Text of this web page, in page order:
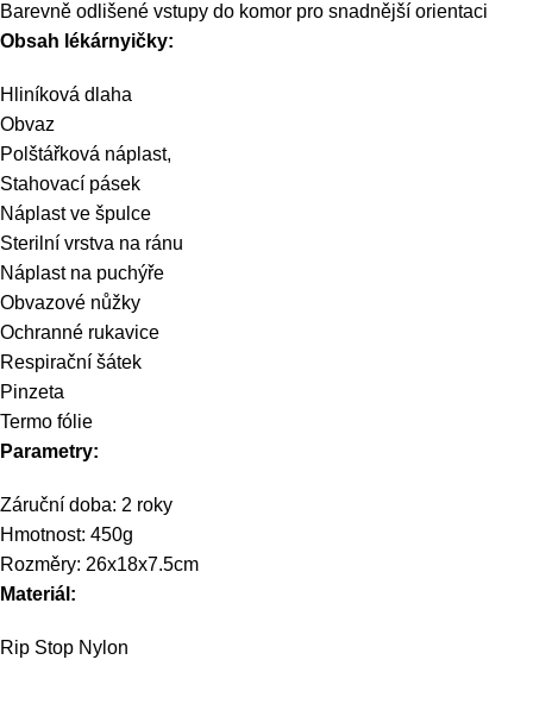
Barevně odlišené vstupy do komor pro snadnější orientaci
Obsah lékárnyičky:
Hliníková dlaha
Obvaz
Polštářková náplast,
Stahovací pásek
Náplast ve špulce
Sterilní vrstva na ránu
Náplast na puchýře
Obvazové nůžky
Ochranné rukavice
Respirační šátek
Pinzeta
Termo fólie
Parametry:
Záruční doba: 2 roky
Hmotnost: 450g
Rozměry: 26x18x7.5cm
Materiál:
Rip Stop Nylon